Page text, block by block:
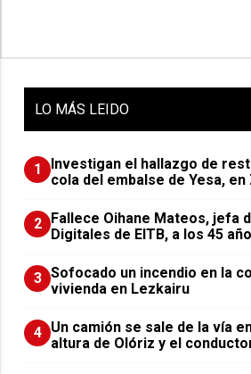
LO MÁS LEIDO
1
Investigan el hallazgo de
cola del embalse de Yesa,
2 Fallece Oihane Mateos, jefa
Digitales de EITB, a los 45
3 Sofocado un incendio en la
vivienda en Lezkairu
4 Un camión se sale de la vía
altura de Olóriz y el